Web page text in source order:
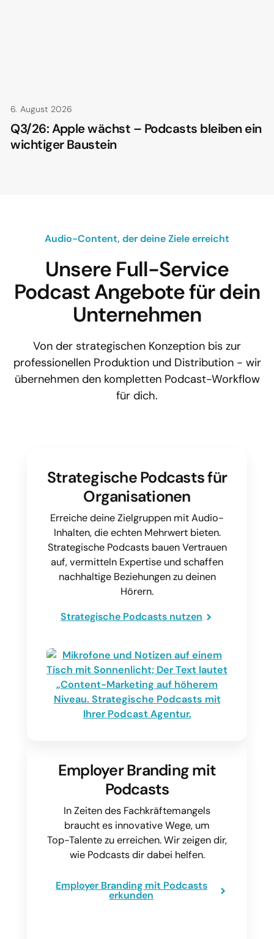
Q3/26: Apple wächst – Podcasts bleiben ein
wichtiger Baustein
6. August 2026
Audio-Content, der deine Ziele erreicht
Unsere Full-Service
Podcast Angebote für dein
Unternehmen
Von der strategischen Konzeption bis zur
professionellen Produktion und Distribution - wir
übernehmen den kompletten Podcast-Workflow
für dich.
Strategische Podcasts für
Organisationen
Erreiche deine Zielgruppen mit Audio-
Inhalten, die echten Mehrwert bieten.
Strategische Podcasts bauen Vertrauen
auf, vermitteln Expertise und schaffen
nachhaltige Beziehungen zu deinen
Hörern.
Strategische Podcasts nutzen
Employer Branding mit
Podcasts
In Zeiten des Fachkräftemangels
braucht es innovative Wege, um
Top-Talente zu erreichen. Wir zeigen dir,
wie Podcasts dir dabei helfen.
Employer Branding mit Podcasts
erkunden